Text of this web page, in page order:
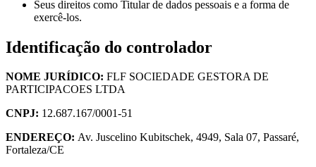
Seus direitos como Titular de dados pessoais e a forma de
exercê-los.
Identificação do controlador
NOME JURÍDICO: FLF SOCIEDADE GESTORA DE
PARTICIPACOES LTDA
CNPJ: 12.687.167/0001-51
ENDEREÇO: Av. Juscelino Kubitschek, 4949, Sala 07, Passaré,
Fortaleza/CE